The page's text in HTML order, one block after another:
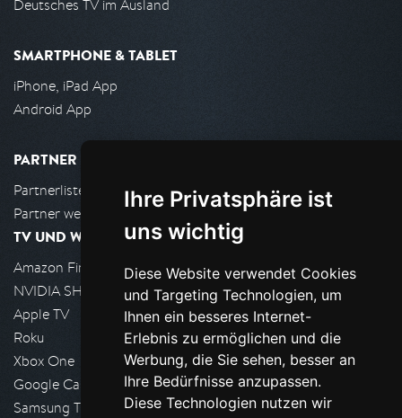
Ihre Privatsphäre ist
uns wichtig
Diese Website verwendet Cookies
und Targeting Technologien, um
Ihnen ein besseres Internet-
Erlebnis zu ermöglichen und die
Werbung, die Sie sehen, besser an
Ihre Bedürfnisse anzupassen.
Diese Technologien nutzen wir
Deutsches TV im Ausland
SMARTPHONE & TABLET
iPhone, iPad App
Android App
PARTNER
Partnerliste
Partner werden
TV UND WOHNZIMMER
Amazon FireTV
NVIDIA SHIELD, Google TV
Apple TV
Roku
Xbox One
Google Cast
Samsung TV